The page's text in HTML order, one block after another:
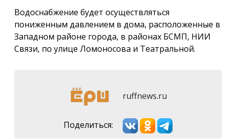
Водоснабжение будет осуществляться
пониженным давлением в дома, расположенные в
Западном районе города, в районах БСМП, НИИ
Связи, по улице Ломоносова и Театральной.
ruffnews.ru
Поделиться: